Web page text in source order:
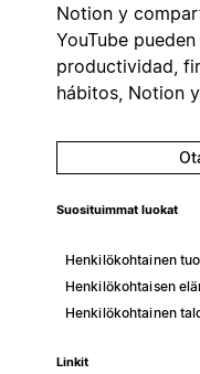
Notion y
YouTube
productividad,
hábitos, Notion
Suosituimmat luokat
Henkilökohtainen
Henkilökohtaisen
Henkilökohtainen
Linkit